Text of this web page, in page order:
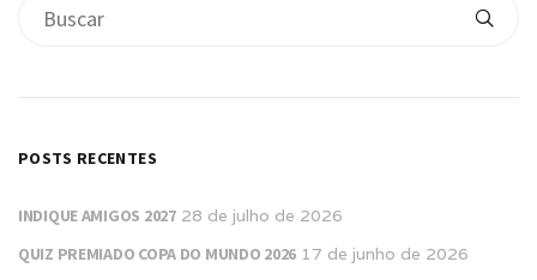
POSTS RECENTES
INDIQUE AMIGOS 2027 28 de julho de 2026
QUIZ PREMIADO COPA DO MUNDO 2026 17 de junho de 2026